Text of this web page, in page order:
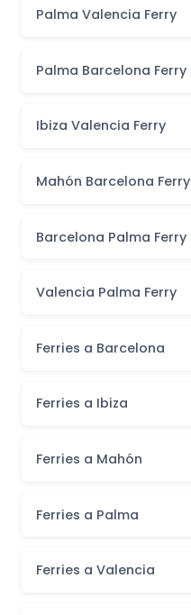
Palma Valencia Ferry
Palma Barcelona Ferry
Ibiza Valencia Ferry
Mahón Barcelona Ferry
Barcelona Palma Ferry
Valencia Palma Ferry
Ferries a Barcelona
Ferries a Ibiza
Ferries a Mahón
Ferries a Palma
Ferries a Valencia